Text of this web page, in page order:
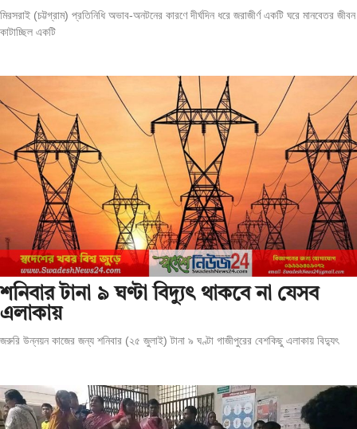
মিরসরাই (চট্টগ্রাম) প্রতিনিধি অভাব-অনটনের কারণে দীর্ঘদিন ধরে জরাজীর্ণ একটি ঘরে মানবেতর জীবন
কাটাচ্ছিল একটি
শনিবার টানা ৯ ঘণ্টা বিদ্যুৎ থাকবে না যেসব
এলাকায়
জরুরি উন্নয়ন কাজের জন্য শনিবার (২৫ জুলাই) টানা ৯ ঘণ্টা গাজীপুরের বেশকিছু এলাকায় বিদ্যুৎ